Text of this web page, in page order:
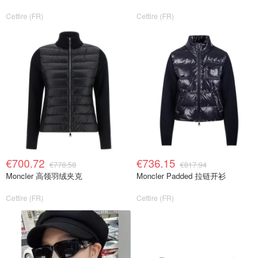
Cettire (FR) Cettire (FR)
€700.72 €778.58
Moncler 高领羽绒夹克
Cettire (FR)
€736.15 €817.94
Moncler Padded 拉链开衫
Cettire (FR)